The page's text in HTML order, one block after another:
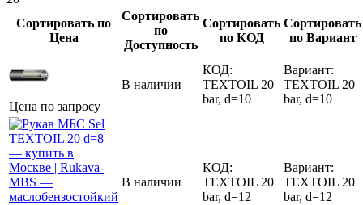
Сортировать по
Цена
Сортировать
по
Доступность
Сортировать
по КОД
Сортировать
по Вариант
Цена по запросу
В наличии
КОД:
TEXTOIL 20
bar, d=10
Вариант:
TEXTOIL 20
bar, d=10
В наличии
КОД:
TEXTOIL 20
bar, d=12
Вариант:
TEXTOIL 20
bar, d=12